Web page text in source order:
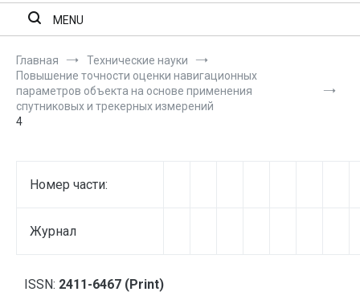
MENU
Главная
Технические науки
Повышение точности оценки навигационных
параметров объекта на основе применения
спутниковых и трекерных измерений
4
Номер части:
Журнал
ISSN: 2411-6467 (Print)